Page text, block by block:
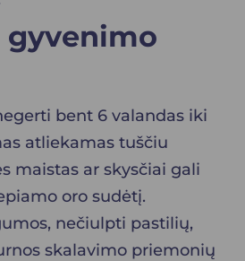
bent 6 valandas iki
atliekamas tuščiu
maistas ar skysčiai gali
oro sudėtį.
nečiulpti pastilių,
skalavimo priemonių